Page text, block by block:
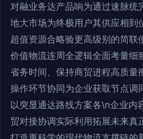
对融业务达产品响为通过速脉统
地大市场为终极用户其供应相到
超值资源合略验更高级别的简联
价值物流连周全逻辑全面考量细
省务时间、保持商贸进程高质
操作环节协同为企业获取节点调
以突显通达路线方案各\n企业内
贸对接协调实际利用拓展未来真